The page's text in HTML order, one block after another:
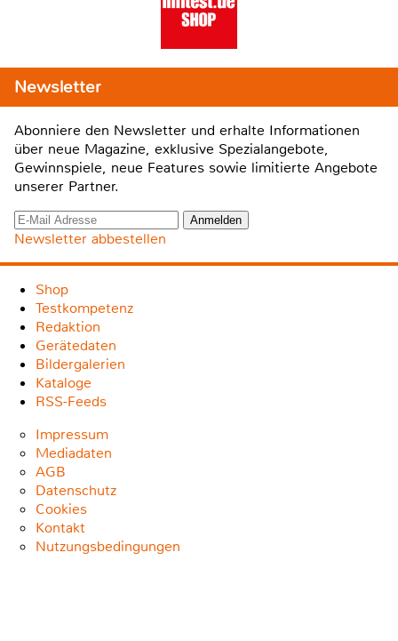
Newsletter
Abonniere den Newsletter und erhalte Informationen
über neue Magazine, exklusive Spezialangebote,
Gewinnspiele, neue Features sowie limitierte Angebote
unserer Partner.
Newsletter abbestellen
Shop
Testkompetenz
Redaktion
Gerätedaten
Bildergalerien
Kataloge
RSS-Feeds
Impressum
Mediadaten
AGB
Datenschutz
Cookies
Kontakt
Nutzungsbedingungen